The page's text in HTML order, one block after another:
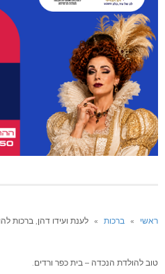
ראשי » ברכות » לענת ועידו דהן, ברכות
טוב להולדת הנכדה – בית כפר ורדים.